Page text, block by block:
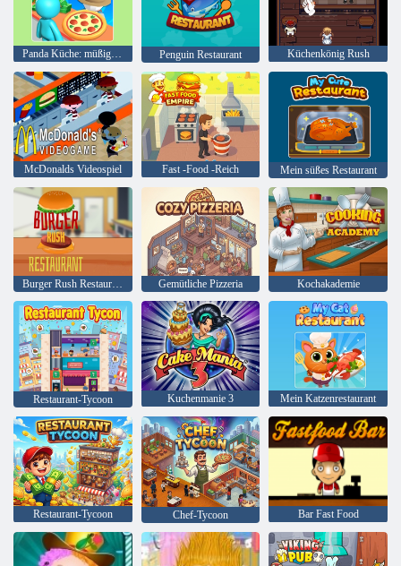
Panda Küche: müßiger Tycoon Penguin Restaurant Küchenkönig Rush
McDonalds Videospiel Fast -Food -Reich Mein süßes Restaurant
Burger Rush Restaurant Gemütliche Pizzeria Kochakademie
Restaurant-Tycoon Kuchenmanie 3 Mein Katzenrestaurant
Restaurant-Tycoon Chef-Tycoon Bar Fast Food